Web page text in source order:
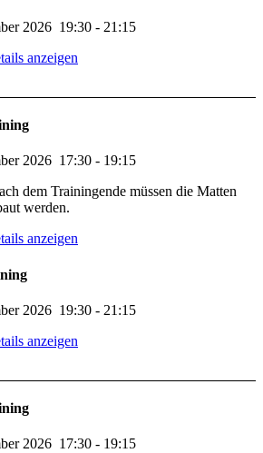
2026 19:30 - 21:15
anzeigen
2026 17:30 - 19:15
dem Trainingende müssen die Matten
werden.
anzeigen
2026 19:30 - 21:15
anzeigen
2026 17:30 - 19:15